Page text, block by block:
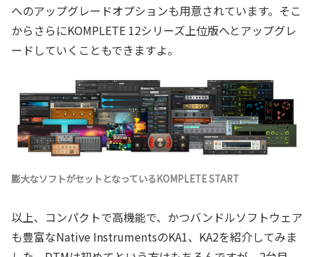
へのアップグレードオプションも用意されています。そこ
からさらにKOMPLETE 12シリーズ上位版へとアップグレ
ードしていくこともできますよ。
膨大なソフトがセットとなっているKOMPLETE START
以上、コンパクトで高機能で、かつバンドルソフトウェア
も豊富なNative InstrumentsのKA1、KA2を紹介してみま